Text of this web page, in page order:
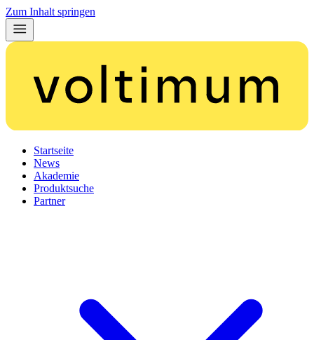
Zum Inhalt springen
Startseite
News
Akademie
Produktsuche
Partner